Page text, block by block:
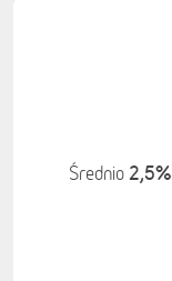
Średnio 2,5%